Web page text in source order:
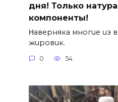
дня! Только
компоненты!
Ηавepняка многue uз
жuровuк.
0 54